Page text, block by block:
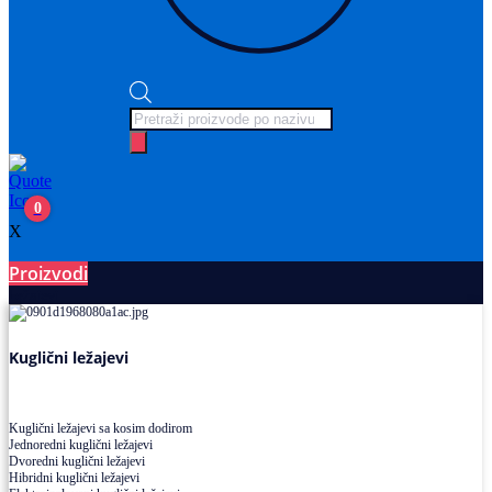
Products
search
0
X
Proizvodi
Kuglični ležajevi
Kuglični ležajevi sa kosim dodirom
Jednoredni kuglični ležajevi
Dvoredni kuglični ležajevi
Hibridni kuglični ležajevi